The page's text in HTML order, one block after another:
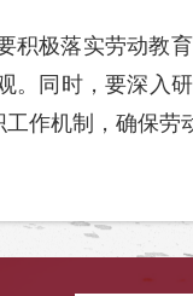
极落实劳动教
。同时，要深入
作机制，确保劳